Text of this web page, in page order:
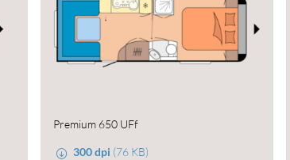
Premium 650 UFf
300 dpi (76 KB)